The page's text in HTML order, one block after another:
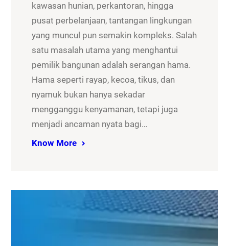
kawasan hunian, perkantoran, hingga
pusat perbelanjaan, tantangan lingkungan
yang muncul pun semakin kompleks. Salah
satu masalah utama yang menghantui
pemilik bangunan adalah serangan hama.
Hama seperti rayap, kecoa, tikus, dan
nyamuk bukan hanya sekadar
mengganggu kenyamanan, tetapi juga
menjadi ancaman nyata bagi…
Know More